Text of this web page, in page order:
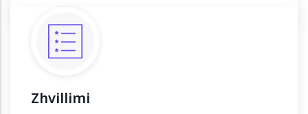
Zhvillimi